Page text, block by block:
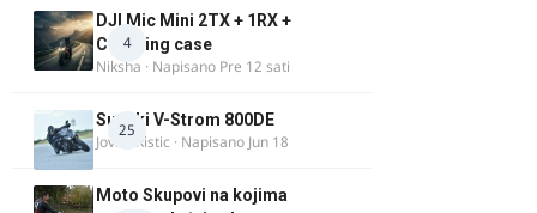
4
DJI Mic Mini 2TX + 1RX +
Charging case
Niksha · Napisano Pre 12 sati
25
Suzuki V-Strom 800DE
Jovan Ristic · Napisano Jun 18
Moto Skupovi na kojima